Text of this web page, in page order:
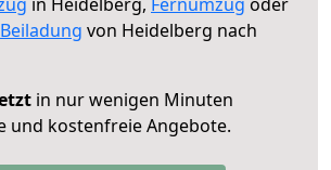
Beiladung von Heidelberg nach
in nur wenigen Minuten
und kostenfreie Angebote.